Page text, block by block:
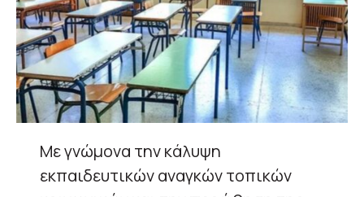
Με γνώμονα την κάλυψη
εκπαιδευτικών αναγκών τοπικών